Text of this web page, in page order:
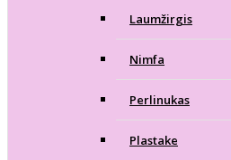
Laumžirgis
Nimfa
Perlinukas
Plastake